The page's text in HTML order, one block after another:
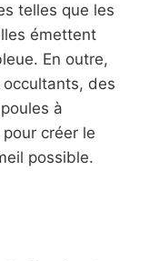
telles que les
émettent
En outre,
des
à
créer le
possible.